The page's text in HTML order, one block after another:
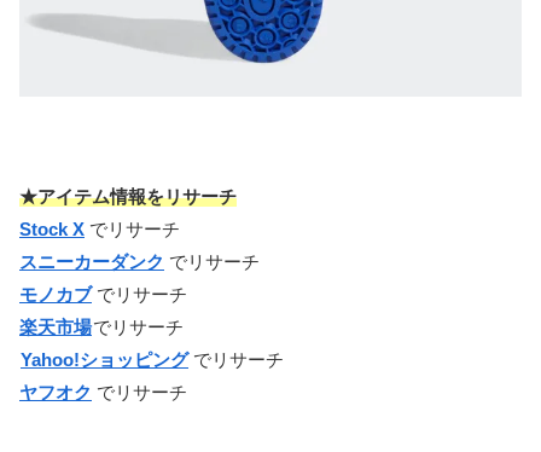
★アイテム情報をリサーチ
Stock X でリサーチ
スニーカーダンク でリサーチ
モノカブでリサーチ
楽天市場でリサーチ
Yahoo!ショッピングでリサーチ
ヤフオク でリサーチ